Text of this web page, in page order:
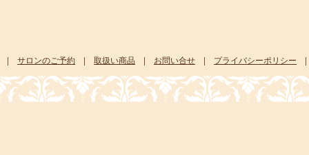
| サロンのご予約 | 取扱い商品 | お問い合せ | プライバシーポリシー